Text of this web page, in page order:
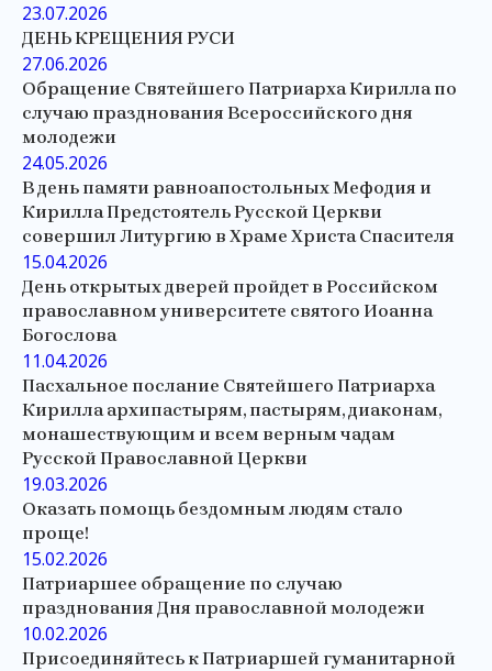
23.07.2026
ДЕНЬ КРЕЩЕНИЯ РУСИ
27.06.2026
Обращение Святейшего Патриарха Кирилла по
случаю празднования Всероссийского дня
молодежи
24.05.2026
В день памяти равноапостольных Мефодия и
Кирилла Предстоятель Русской Церкви
совершил Литургию в Храме Христа Спасителя
15.04.2026
День открытых дверей пройдет в Российском
православном университете святого Иоанна
Богослова
11.04.2026
Пасхальное послание Святейшего Патриарха
Кирилла архипастырям, пастырям, диаконам,
монашествующим и всем верным чадам
Русской Православной Церкви
19.03.2026
Оказать помощь бездомным людям стало
проще!
15.02.2026
Патриаршее обращение по случаю
празднования Дня православной молодежи
10.02.2026
Присоединяйтесь к Патриаршей гуманитарной